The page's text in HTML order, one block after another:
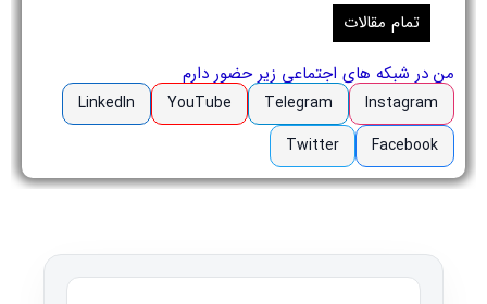
تمام مقالات
من در شبکه های اجتماعی زیر حضور دارم
Instagram
Telegram
YouTube
LinkedIn
Facebook
Twitter